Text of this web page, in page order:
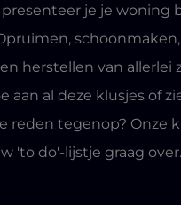
presenteer je je woning
herstellen van allerlei
aan al deze klusjes of
reden tegenop? Onze
'to do'-lijstje graag over.